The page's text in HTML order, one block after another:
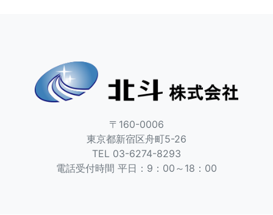
〒160-0006
東京都新宿区舟町5-26
TEL 03-6274-8293
電話受付時間 平日：9：00～18：00